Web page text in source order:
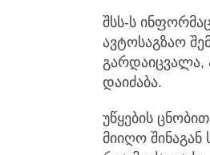
შსს-ს
ავტოსაგზაო
გარდაიცვალა,
დაიძაბა.
უწყების
მიიღო